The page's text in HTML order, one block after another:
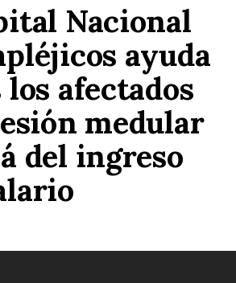
Nacional
ayuda
los afectados
medular
del ingreso